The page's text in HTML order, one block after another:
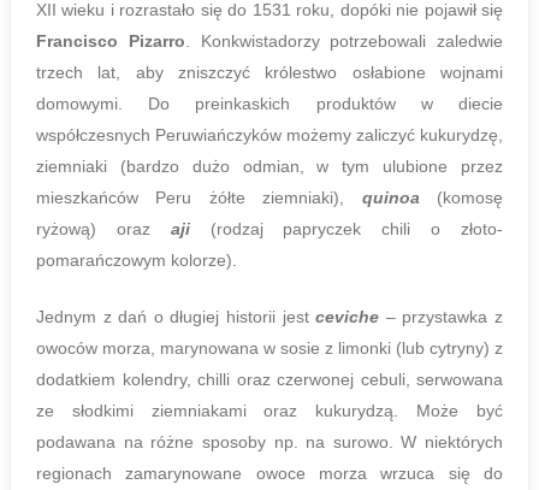
XII wieku i rozrastało się do 1531 roku, dopóki nie pojawił się
Francisco Pizarro. Konkwistadorzy potrzebowali zaledwie
trzech lat, aby zniszczyć królestwo osłabione wojnami
domowymi. Do preinkaskich produktów w diecie
współczesnych Peruwiańczyków możemy zaliczyć kukurydzę,
ziemniaki (bardzo dużo odmian, w tym ulubione przez
mieszkańców Peru żółte ziemniaki), quinoa(komosę
ryżową) oraz aji(rodzaj papryczek chili o złoto-
pomarańczowym kolorze).
Jednym z dań o długiej historii jestceviche – przystawka z
owoców morza, marynowana w sosie z limonki (lub cytryny) z
dodatkiem kolendry, chilli oraz czerwonej cebuli, serwowana
ze słodkimi ziemniakami oraz kukurydzą. Może być
podawana na różne sposoby np. na surowo. W niektórych
regionach zamarynowane owoce morza wrzuca się do